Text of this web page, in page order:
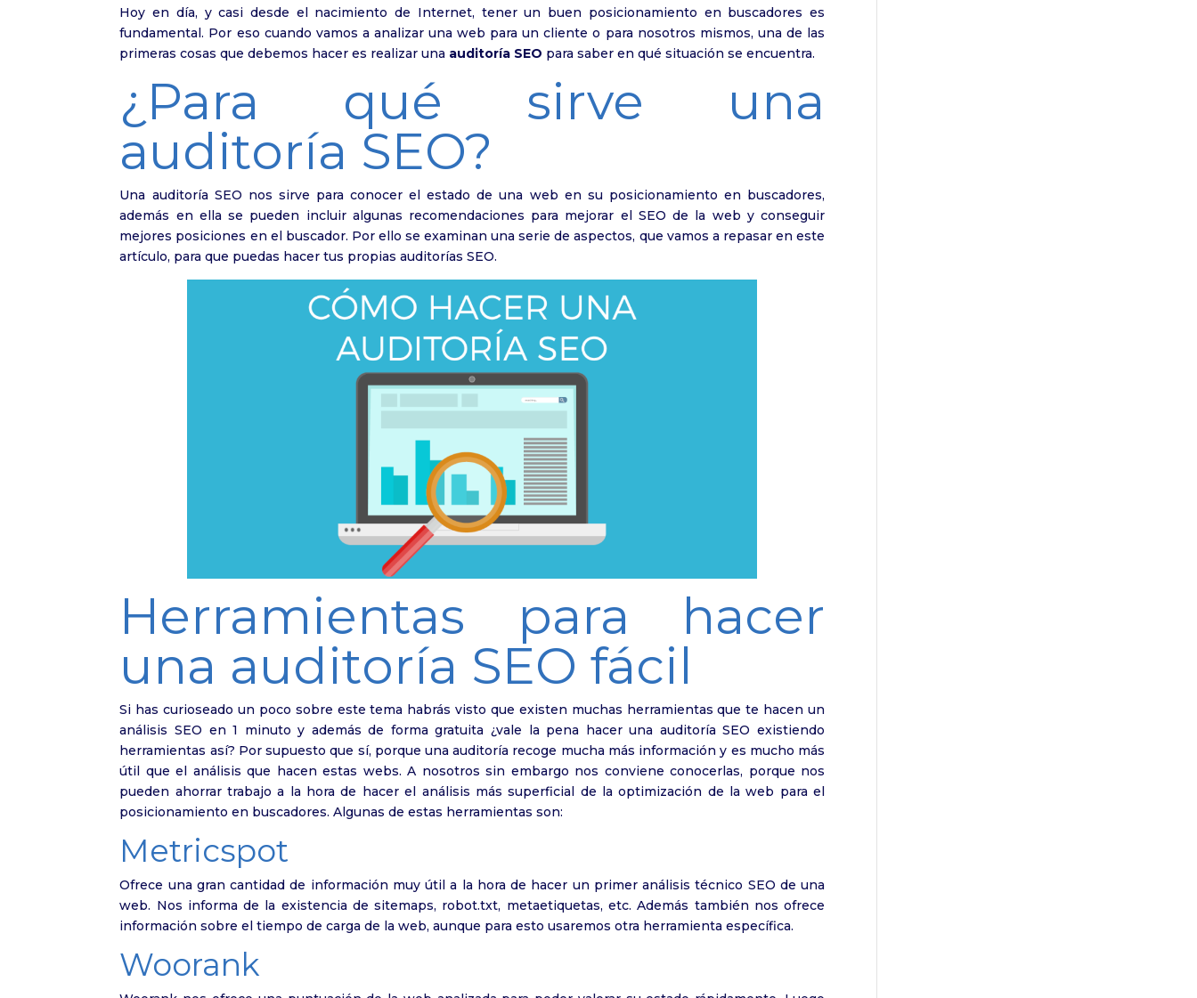
Hoy en día, y casi desde el nacimiento de Internet, tener un buen posicionamiento en buscadores es
fundamental. Por eso cuando vamos a analizar una web para un cliente o para nosotros mismos, una de las
primeras cosas que debemos hacer es realizar una auditoría SEO para saber en qué situación se encuentra.
¿Para qué sirve una
auditoría SEO?
Una auditoría SEO nos sirve para conocer el estado de una web en su posicionamiento en buscadores,
además en ella se pueden incluir algunas recomendaciones para mejorar el SEO de la web y conseguir
mejores posiciones en el buscador. Por ello se examinan una serie de aspectos, que vamos a repasar en este
artículo, para que puedas hacer tus propias auditorías SEO.
Herramientas para hacer
una auditoría SEO fácil
Si has curioseado un poco sobre este tema habrás visto que existen muchas herramientas que te hacen un
análisis SEO en 1 minuto y además de forma gratuita ¿vale la pena hacer una auditoría SEO existiendo
herramientas así? Por supuesto que sí, porque una auditoría recoge mucha más información y es mucho más
útil que el análisis que hacen estas webs. A nosotros sin embargo nos conviene conocerlas, porque nos
pueden ahorrar trabajo a la hora de hacer el análisis más superficial de la optimización de la web para el
posicionamiento en buscadores. Algunas de estas herramientas son:
Metricspot
Ofrece una gran cantidad de información muy útil a la hora de hacer un primer análisis técnico SEO de una
web. Nos informa de la existencia de sitemaps, robot.txt, metaetiquetas, etc. Además también nos ofrece
información sobre el tiempo de carga de la web, aunque para esto usaremos otra herramienta específica.
Woorank